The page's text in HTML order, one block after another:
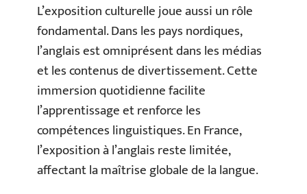
L’exposition culturelle joue aussi un rôle
fondamental. Dans les pays nordiques,
l’anglais est omniprésent dans les médias
et les contenus de divertissement. Cette
immersion quotidienne facilite
l’apprentissage et renforce les
compétences linguistiques. En France,
l’exposition à l’anglais reste limitée,
affectant la maîtrise globale de la langue.